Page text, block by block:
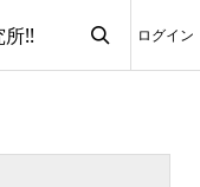
!! ログイン